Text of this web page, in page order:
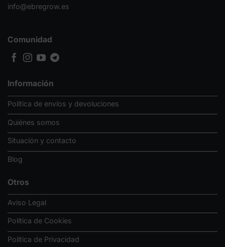
info@ebregrow.es
Información
Política de envíos y devoluciones
Quiénes somos
Situación y contacto
Blog
Otros
Aviso Legal
Política de Cookies
Política de Privacidad
Comunidad